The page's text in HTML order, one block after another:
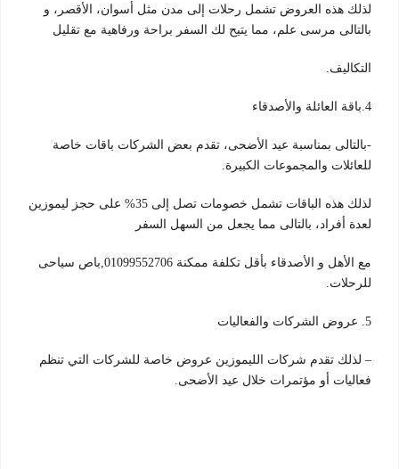
لذلك هذه العروض تشمل رحلات إلى مدن مثل أسوان، الأقصر، و
بالتالى مرسى علم، مما يتيح لك السفر براحة ورفاهية مع تقليل
التكاليف.
4.باقة العائلة والأصدقاء
-بالتالى بمناسبة عيد الأضحى، تقدم بعض الشركات باقات خاصة
للعائلات والمجموعات الكبيرة.
لذلك هذه الباقات تشمل خصومات تصل إلى 35% على حجز ليموزين
لعدة أفراد، بالتالى مما يجعل من السهل السفر
مع الأهل و الأصدقاء بأقل تكلفة ممكنة 01099552706,باص سياحى
للرحلات.
5. عروض الشركات والفعاليات
– لذلك تقدم شركات الليموزين عروض خاصة للشركات التي تنظم
فعاليات أو مؤتمرات خلال عيد الأضحى.